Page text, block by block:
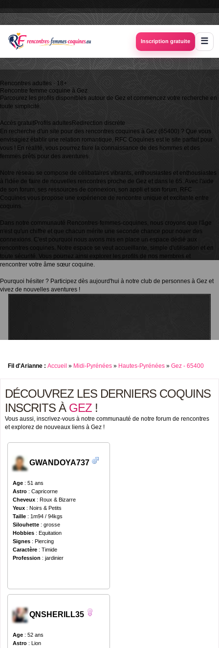
Inscription gratuite
Rencontres adultes · 18+
Rencontre femme coquine à Gez
Parcourez les profils disponibles autour de Gez et commencez votre recherche en
toute simplicité.
Accès gratuitProfils adultes Redirection discrète
En recherche d'un site pour des rencontres coquines à Gez (65400) ? Que vous
envisagiez établir une relation romantique, RFC Coquines est le site parfait pour
vous ! En réalité, vous pourrez faire la connaissance de des hommes et des
femmes prêts pour des aventures.
Notre réseau se compose de célibataires vibrants, enthousiastes et enthousiastes
à l'idée de faire de nouvelles rencontres proche de Gez et dans le 65. Avec l'aide
de son forum, ses ressources de connexion, son appli et son forum, RFC
Coquines vous propose une expérience de rencontre unique et excitante entre
coquins.
Dans notre communauté Rencontres-femmes-coquines, nous croyons que l'âge
n'est qu'un chiffre et que chacun mérite une seconde chance pour nouer des
connexions. C'est pourquoi nous avons mis en place un espace dédié aux
rencontres coquines. Notre espace se veut accueillante, simple d'utilisation et en
toute sécurité. Vous pourrez ainsi explorer les profils de nos membres et
rencontrer votre âme sœur coquine.
Pourquoi hésiter ? Participez dès aujourd'hui à notre club de personnes à Gez et
vivez de nouvelles aventures !
Fil d'Arianne : Accueil » Midi-Pyrénées » Hautes-Pyrénées » Gez - 65400
DÉCOUVREZ LES DERNIERS COQUINS
INSCRITS À GEZ !
Vous aussi, inscrivez-vous à notre communauté de notre forum de rencontres
et explorez de nouveaux liens à Gez !
GWANDOYA737
Age : 51 ans
Astro : Capricorne
Cheveux : Roux & Bizarre
Yeux : Noirs & Petits
Taille : 1m94 / 94kgs
Silouhette : grosse
Hobbies : Equitation
Signes : Piercing
Caractère : Timide
Profession : jardinier
QNSHERILL35
Age : 52 ans
Astro : Lion